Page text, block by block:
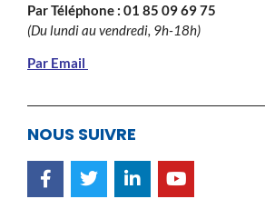
Par Téléphone : 01 85 09 69 75
(Du lundi au vendredi, 9h-18h)
Par Email
NOUS SUIVRE